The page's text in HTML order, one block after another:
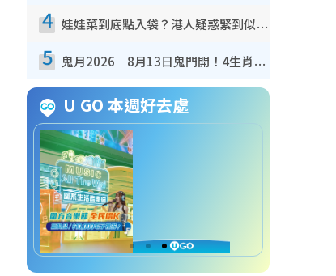
4 娃娃菜到底點入袋？港人疑惑緊到似真空 揭包裝過程全靠1招：血汗錢唔易賺
5 鬼月2026｜8月13日鬼門開！4生肖迎財運大爆發！專家：屬Ｏ好手氣 宜買六合彩
U GO 本週好去處